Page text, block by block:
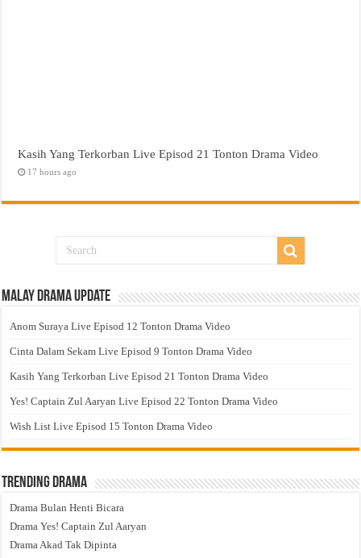
Kasih Yang Terkorban Live Episod 21 Tonton Drama Video
17 hours ago
Malay Drama Update
Anom Suraya Live Episod 12 Tonton Drama Video
Cinta Dalam Sekam Live Episod 9 Tonton Drama Video
Kasih Yang Terkorban Live Episod 21 Tonton Drama Video
Yes! Captain Zul Aaryan Live Episod 22 Tonton Drama Video
Wish List Live Episod 15 Tonton Drama Video
Trending Drama
Drama Bulan Henti Bicara
Drama Yes! Captain Zul Aaryan
Drama Akad Tak Dipinta